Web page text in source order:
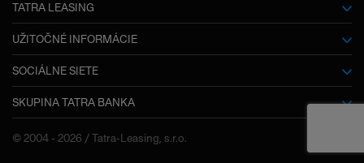
TATRA LEASING
O nás
Kariéra
Výročné správy
Kontakty
UŽITOČNÉ INFORMÁCIE
Slovník pojmov
Dokumenty na stiahnutie
Často kladené otázky
SOCIÁLNE SIETE
Facebook
SKUPINA TATRA BANKA
Tatra banka
© 2004 - 2026 / Tatra-Leasing, s.r.o.